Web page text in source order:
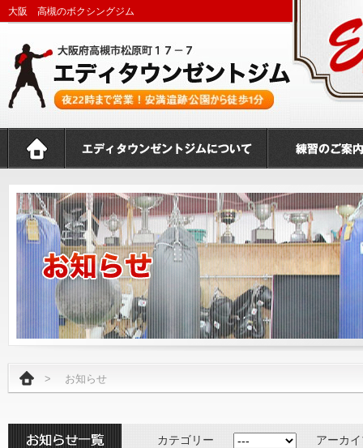
大阪 高槻のボクシングジム
> お知らせ
カテゴリー アーカ